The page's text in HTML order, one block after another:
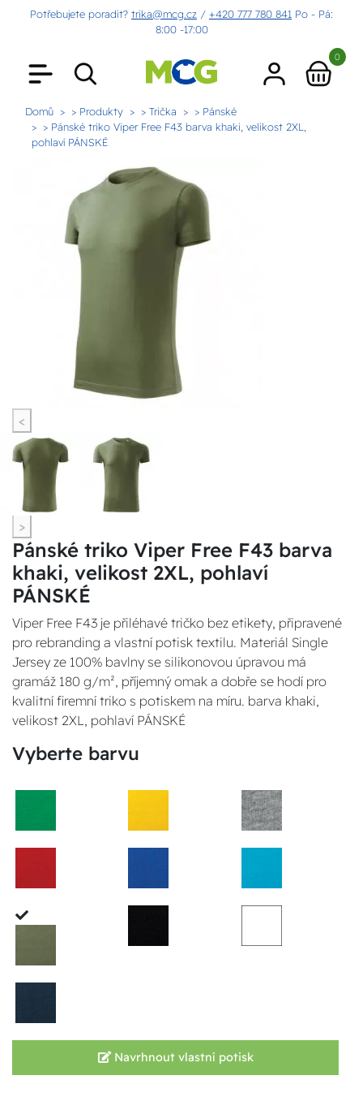
Potřebujete poradit? trika@mcg.cz / +420 777 780 841 Po - Pá:
8:00 -17:00
0
Domů > Produkty > Trička
> Pánské
> Pánské triko Viper Free F43 barva khaki, velikost 2XL,
pohlaví PÁNSKÉ
<
>
Pánské triko Viper Free F43 barva
khaki, velikost 2XL, pohlaví
PÁNSKÉ
Viper Free F43 je přiléhavé tričko bez etikety, připravené
pro rebranding a vlastní potisk textilu. Materiál Single
Jersey ze 100% bavlny se silikonovou úpravou má
gramáž 180 g/m², příjemný omak a dobře se hodí pro
kvalitní firemní triko s potiskem na míru. barva khaki,
velikost 2XL, pohlaví PÁNSKÉ
Vyberte barvu
Navrhnout vlastní potisk